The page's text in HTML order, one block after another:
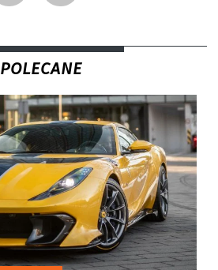
POLECANE